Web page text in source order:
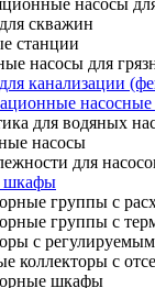
насосы
скважин
станции
насосы для
канализации
насосные
для водяных
насосы
для
шкафы
группы с
группы с
с
коллекторы с
шкафы